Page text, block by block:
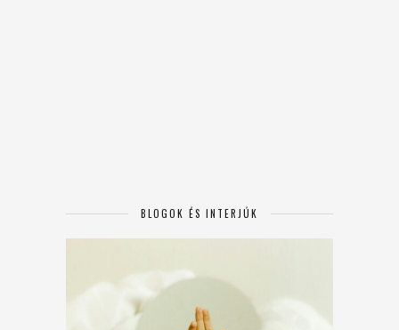
BLOGOK ÉS INTERJÚK